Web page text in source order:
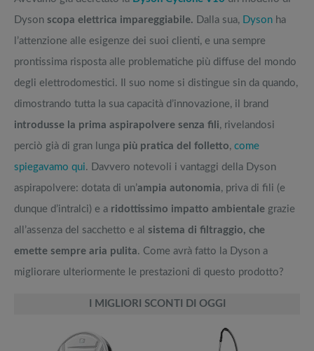
Dyson scopa elettrica impareggiabile. Dalla sua, Dyson ha
l’attenzione alle esigenze dei suoi clienti, e una sempre
prontissima risposta alle problematiche più diffuse del mondo
degli elettrodomestici. Il suo nome si distingue sin da quando,
dimostrando tutta la sua capacità d’innovazione, il brand
introdusse la prima aspirapolvere senza fili, rivelandosi
perciò già di gran lunga più pratica del folletto, come
spiegavamo qui. Davvero notevoli i vantaggi della Dyson
aspirapolvere: dotata di un’ampia autonomia, priva di fili (e
dunque d’intralci) e a ridottissimo impatto ambientale grazie
all’assenza del sacchetto e al sistema di filtraggio, che
emette sempre aria pulita. Come avrà fatto la Dyson a
migliorare ulteriormente le prestazioni di questo prodotto?
I MIGLIORI SCONTI DI OGGI